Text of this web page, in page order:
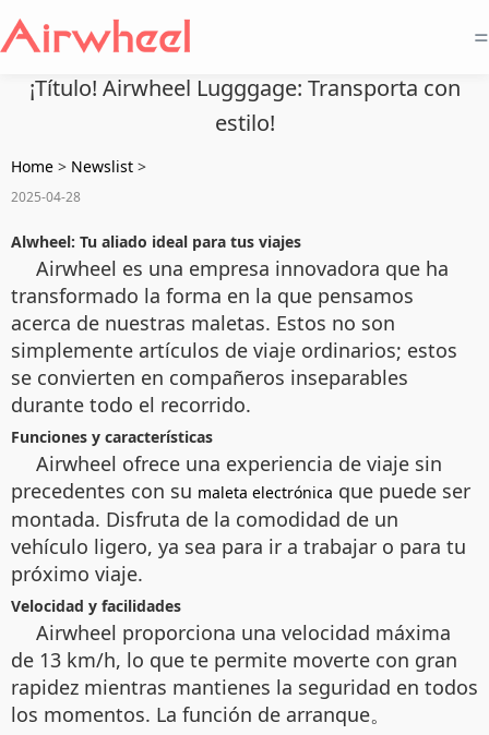
=
¡Título! Airwheel Lugggage: Transporta con
estilo!
Home > Newslist >
2025-04-28
Alwheel: Tu aliado ideal para tus viajes
Airwheel es una empresa innovadora que ha
transformado la forma en la que pensamos
acerca de nuestras maletas. Estos no son
simplemente artículos de viaje ordinarios; estos
se convierten en compañeros inseparables
durante todo el recorrido.
Funciones y características
Airwheel ofrece una experiencia de viaje sin
precedentes con su maleta electrónica que puede ser
montada. Disfruta de la comodidad de un
vehículo ligero, ya sea para ir a trabajar o para tu
próximo viaje.
Velocidad y facilidades
Airwheel proporciona una velocidad máxima
de 13 km/h, lo que te permite moverte con gran
rapidez mientras mantienes la seguridad en todos
los momentos. La función de arranque。